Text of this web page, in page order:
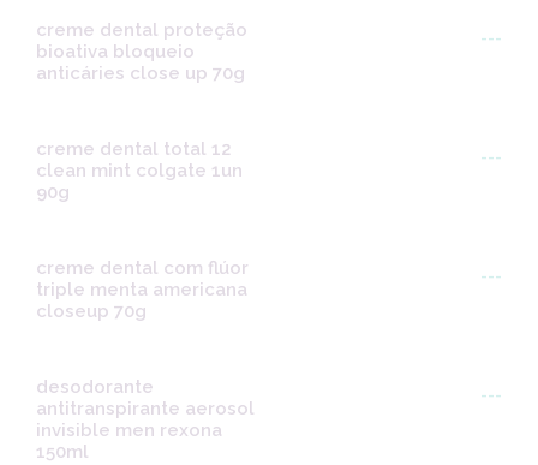
creme dental proteção
bioativa bloqueio
anticáries close up 70g
---
creme dental total 12
clean mint colgate 1un
90g
---
creme dental com flúor
triple menta americana
closeup 70g
---
desodorante
antitranspirante aerosol
invisible men rexona
150ml
---